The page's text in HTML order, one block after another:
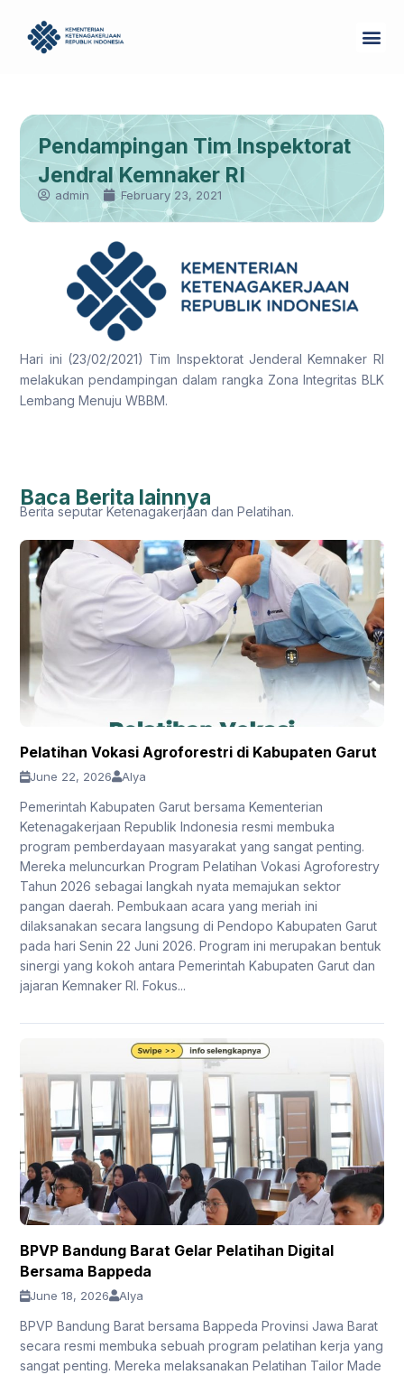
content
Pendampingan Tim Inspektorat
Jendral Kemnaker RI
admin February 23, 2021
Hari ini (23/02/2021) Tim Inspektorat Jenderal Kemnaker RI
melakukan pendampingan dalam rangka Zona Integritas BLK
Lembang Menuju WBBM.
Baca Berita lainnya
Berita seputar Ketenagakerjaan dan Pelatihan.
Pelatihan Vokasi Agroforestri di Kabupaten Garut
June 22, 2026 Alya
Pemerintah Kabupaten Garut bersama Kementerian
Ketenagakerjaan Republik Indonesia resmi membuka
program pemberdayaan masyarakat yang sangat penting.
Mereka meluncurkan Program Pelatihan Vokasi Agroforestry
Tahun 2026 sebagai langkah nyata memajukan sektor
pangan daerah. Pembukaan acara yang meriah ini
dilaksanakan secara langsung di Pendopo Kabupaten Garut
pada hari Senin 22 Juni 2026. Program ini merupakan bentuk
sinergi yang kokoh antara Pemerintah Kabupaten Garut dan
jajaran Kemnaker RI. Fokus...
BPVP Bandung Barat Gelar Pelatihan Digital
Bersama Bappeda
June 18, 2026 Alya
BPVP Bandung Barat bersama Bappeda Provinsi Jawa Barat
secara resmi membuka sebuah program pelatihan kerja yang
sangat penting. Mereka melaksanakan Pelatihan Tailor Made